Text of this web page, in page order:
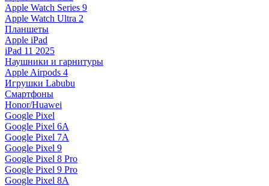
Apple Watch Series 9
Apple Watch Ultra 2
Планшеты
Apple iPad
iPad 11 2025
Наушники и гарнитуры
Apple Airpods 4
Игрушки Labubu
Смартфоны
Honor/Huawei
Google Pixel
Google Pixel 6A
Google Pixel 7А
Google Pixel 9
Google Pixel 8 Pro
Google Pixel 9 Pro
Google Pixel 8A